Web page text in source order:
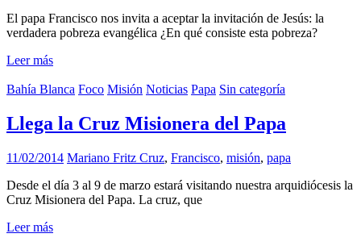
El papa Francisco nos invita a aceptar la invitación de Jesús: la
verdadera pobreza evangélica ¿En qué consiste esta pobreza?
Leer más
Bahía Blanca Foco Misión Noticias Papa Sin categoría
Llega la Cruz Misionera del Papa
11/02/2014 Mariano Fritz Cruz, Francisco, misión, papa
Desde el día 3 al 9 de marzo estará visitando nuestra arquidiócesis la
Cruz Misionera del Papa. La cruz, que
Leer más